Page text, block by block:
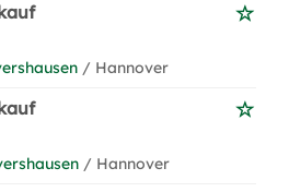
/ Hannover
/ Hannover